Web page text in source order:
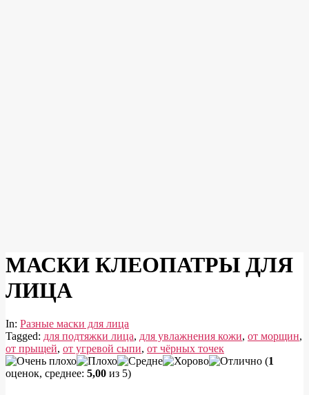
МАСКИ КЛЕОПАТРЫ ДЛЯ
ЛИЦА
In: Разные маски для лица
Tagged: для подтяжки лица, для увлажнения кожи, от морщин,
от прыщей, от угревой сыпи, от чёрных точек
(1
оценок, среднее: 5,00 из 5)